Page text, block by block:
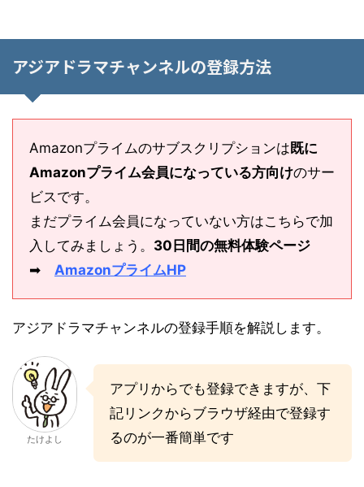
アジアドラマチャンネルの登録方法
Amazonプライムのサブスクリプションは既に
Amazonプライム会員になっている方向けのサー
ビスです。
まだプライム会員になっていない方はこちらで加
入してみましょう。 30日間の無料体験ページ
➡ AmazonプライムHP
アジアドラマチャンネルの登録手順を解説します。
たけよし
アプリからでも登録できますが、下
記リンクからブラウザ経由で登録す
るのが一番簡単です